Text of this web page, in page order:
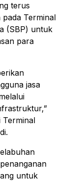
terus
Terminal
(SBP) untuk
para
jasa
Terminal
untuk